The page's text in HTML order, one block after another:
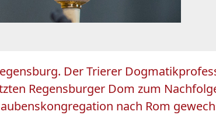
Der Trierer
Regensburger Dom zum
nach Rom